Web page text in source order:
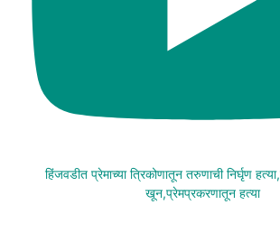
हिंजवडीत प्रेमाच्या त्रिकोणातून तरुणाची निर्घृण
खून,प्रेमप्रकरणातून हत्या